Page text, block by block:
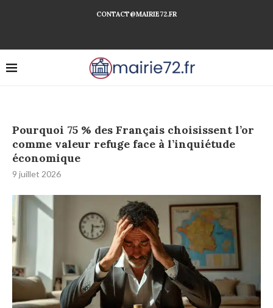
CONTACT@MAIRIE72.FR
Pourquoi 75 % des Français choisissent l’or
comme valeur refuge face à l’inquiétude
économique
9 juillet 2026